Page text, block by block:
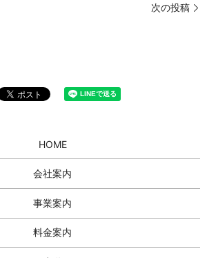
次の投稿
HOME
会社案内
事業案内
料金案内